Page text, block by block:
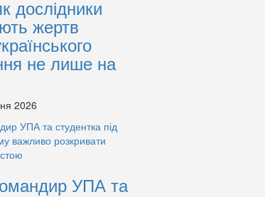
дослідники
жертв
не лише на
2026
УПА та